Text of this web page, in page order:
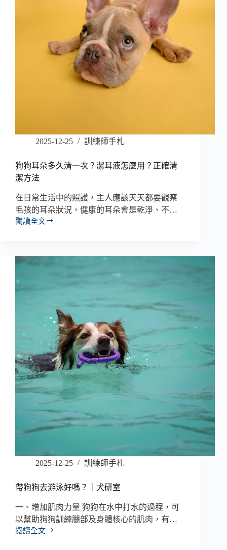
2025-12-25 訓練師手札
狗狗耳朵多久清一次？潔耳液怎麼用？正確清
潔方法
在日常生活中的照護，主人應該天天都要觀察
毛孩的耳朵狀況，健康的耳朵會是乾淨、不…
閱讀全文
2025-12-25 訓練師手札
帶狗狗去游泳好嗎？｜犬研室
一、增加肌肉力量 狗狗在水中打水的過程，可
以幫助狗狗訓練腿部及身體核心的肌肉，有…
閱讀全文